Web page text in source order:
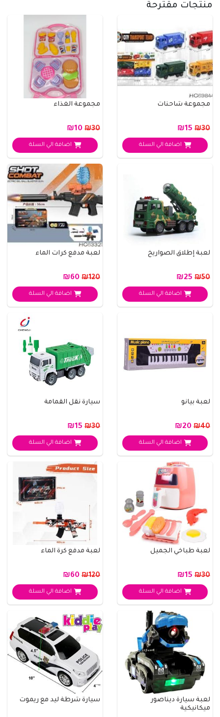
منتجات مقترحة
مجموعة شاحنات
₪30
اضافة الي السلة
مجموعة الغذاء
₪30
اضافة الي السلة
لعبة إطلاق الصواريخ
₪50
اضافة الي السلة
لعبة مدفع كرات الماء
₪120
اضافة الي السلة
لعبة بيانو
₪40
اضافة الي السلة
سيارة نقل القمامة
₪30
اضافة الي السلة
لعبة طباخي الجميل
₪30
اضافة الي السلة
لعبة مدفع كرة الماء
₪120
اضافة الي السلة
لعبة سيارة ديناصور
ميكانيكية
سيارة شرطة ليد مع ريموت